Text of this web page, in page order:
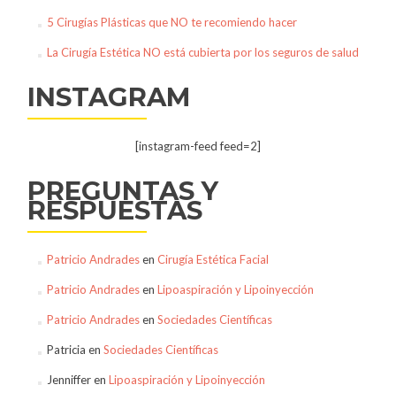
5 Cirugías Plásticas que NO te recomiendo hacer
La Cirugía Estética NO está cubierta por los seguros de salud
INSTAGRAM
[instagram-feed feed=2]
PREGUNTAS Y
RESPUESTAS
Patricio Andradesen Cirugía Estética Facial
Patricio Andradesen Lipoaspiración y Lipoinyección
Patricio Andradesen Sociedades Científicas
Patricia en Sociedades Científicas
Jennifferen Lipoaspiración y Lipoinyección